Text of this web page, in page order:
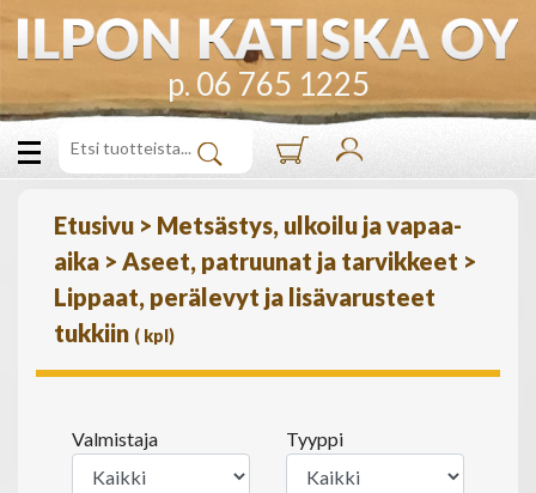
p. 06 765 1225
Etusivu > Metsästys, ulkoilu ja vapaa-
aika > Aseet, patruunat ja tarvikkeet >
Lippaat, perälevyt ja lisävarusteet
tukkiin ( kpl)
Valmistaja Tyyppi